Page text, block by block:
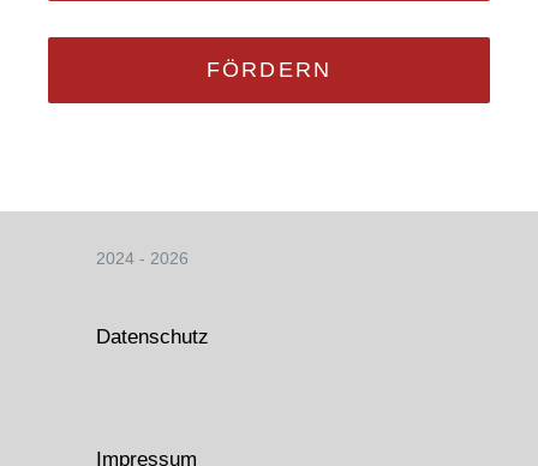
FÖRDERN
2024 - 2026
Datenschutz
Impressum